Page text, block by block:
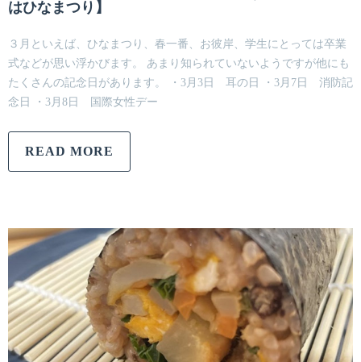
はひなまつり】
３月といえば、ひなまつり、春一番、お彼岸、学生にとっては卒業
式などが思い浮かびます。 あまり知られていないようですが他にも
たくさんの記念日があります。 ・3月3日 耳の日 ・3月7日 消防記
念日 ・3月8日 国際女性デー
READ MORE